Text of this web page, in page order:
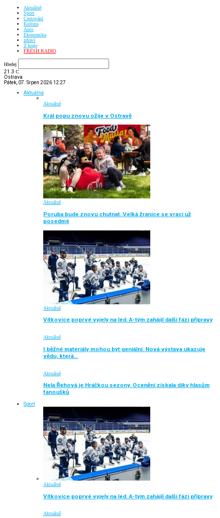
Aktuálně
Sport
Cestování
Kultura
Auto
Ekonomika
zdraví
Z kraje
FRESH RADIO
Hledej
21.3 C
Ostrava
Pátek, 07. Srpen 2026 12:27
Aktuálně
Aktuálně
Král popu znovu ožije v Ostravě
Aktuálně
Poruba bude znovu chutnat. Velká žranice se vrací už
posedmé
Aktuálně
Vítkovice poprvé vyjely na led. A-tým zahájil další fázi přípravy
Aktuálně
I běžné materiály mohou být geniální. Nová výstava ukazuje
vědu, která…
Aktuálně
Nela Řehová je Hráčkou sezony. Ocenění získala díky hlasům
fanoušků
Sport
Aktuálně
Vítkovice poprvé vyjely na led. A-tým zahájil další fázi přípravy
Aktuálně